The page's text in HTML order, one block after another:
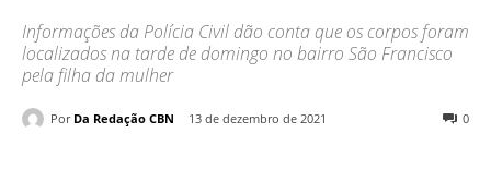
Informações da Polícia Civil dão conta que os corpos foram
localizados na tarde de domingo no bairro São Francisco
pela filha da mulher
Por Da Redação CBN 13 de dezembro de 2021 0